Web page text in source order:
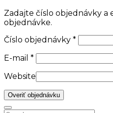
Zadajte číslo objednávky a
objednávke.
Číslo objednávky *
E-mail *
Website
Overiť objednávku